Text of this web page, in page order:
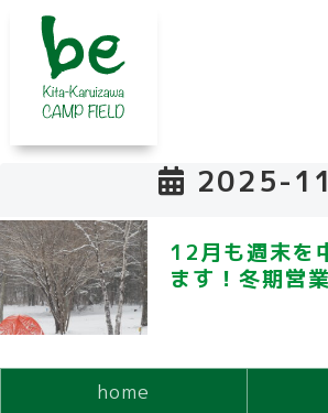
2025-11
12月も週末を
ます！冬期営
home